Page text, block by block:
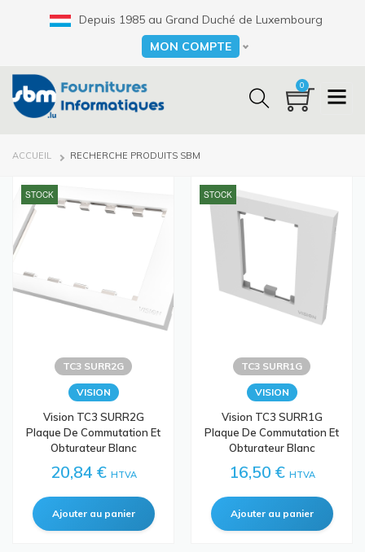
Depuis 1985 au Grand Duché de Luxembourg
Select your language
MON COMPTE
0
FIL
ACCUEIL RECHERCHE PRODUITS SBM
STOCK
TC3 SURR2G
VISION
Vision TC3 SURR2G
Plaque De Commutation Et
Obturateur Blanc
20,84 € HTVA
STOCK
TC3 SURR1G
VISION
Vision TC3 SURR1G
Plaque De Commutation Et
Obturateur Blanc
16,50 € HTVA